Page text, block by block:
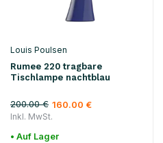
Louis Poulsen
Rumee 220 tragbare
Tischlampe nachtblau
200.00 € 160.00 €
Inkl. MwSt.
• Auf Lager